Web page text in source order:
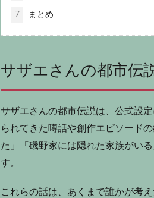
7 まとめ
サザエさんの都市伝
サザエさんの都市伝説は、公式設
られてきた噂話や創作エピソード
た」「磯野家には隠れた家族がい
す。
これらの話は、あくまで誰かが考